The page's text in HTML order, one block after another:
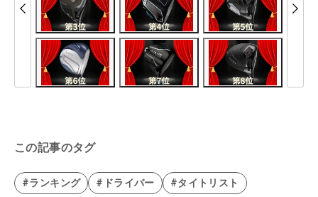
この記事のタグ
#ランキング #ドライバー #タイトリスト